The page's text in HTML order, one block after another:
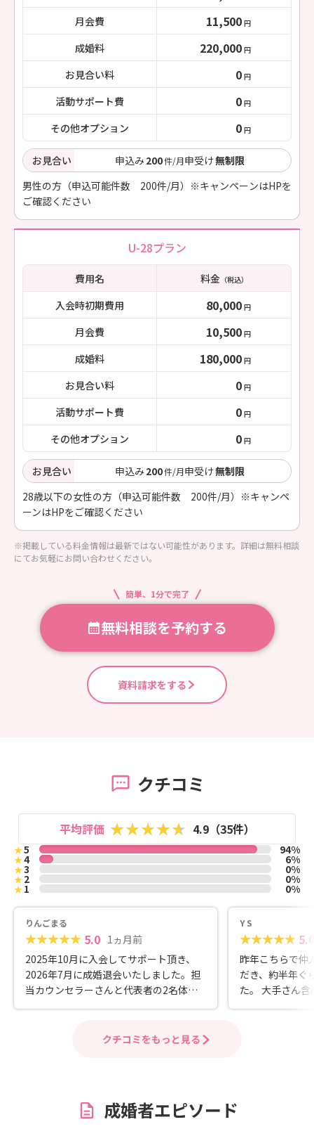
月会費 11,500 円
成婚料 220,000 円
お見合い料 0 円
活動サポート費 0 円
その他オプション 0 円
お見合い 申込み200件/月申受け無制限
男性の方（申込可能件数 200件/月）※キャンペーンはHPを
ご確認ください
U-28プラン
費用名 料金（税込）
入会時初期費用 80,000 円
月会費 10,500 円
成婚料 180,000 円
お見合い料 0 円
活動サポート費 0 円
その他オプション 0 円
お見合い 申込み200件/月申受け無制限
28歳以下の女性の方（申込可能件数 200件/月）※キャンペ
ーンはHPをご確認ください
※掲載している料金情報は最新ではない可能性があります。詳細は無料相談
にてお気軽にお問い合わせください。
簡単、1分で完了
無料相談を予約する
資料請求をする
クチコミ
平均評価 4.9（35件）
★5 94%
★4 6%
★3 0%
★2 0%
★1 0%
りんごまる
5.0 1ヵ月前
2025年10月に入会してサポート頂き、
2026年7月に成婚退会いたしました。担
当カウンセラーさんと代表者の2名体制
でグループLINEを共有しているため返信
た方の取次も早い、定休日がないため相
に対応してくれましたし、相談したい時
Y S
5.0
昨年こちらで仲
だき、約半年ぐ
た。 大手さん含めいくつかの相談所の無
料カウンセリン
クチコミをもっと見る
成婚者エピソード